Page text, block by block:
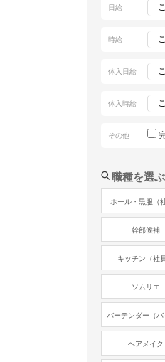
日給
時給
体入日給
体入時給
その他
職種を選ぶ
ホール・黒服（
幹部候補
キッチン（社員
ソムリエ
バーテンダー（バ
ヘアメイク